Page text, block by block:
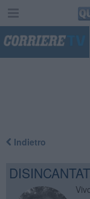
Indietro